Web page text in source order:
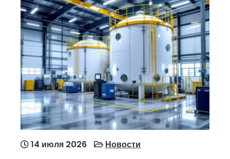
14 июля 2026 Новости